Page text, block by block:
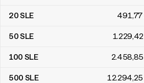
20SLE 491,77
50SLE 1.229,42
100 SLE 2.458,85
500 SLE 12.294,25